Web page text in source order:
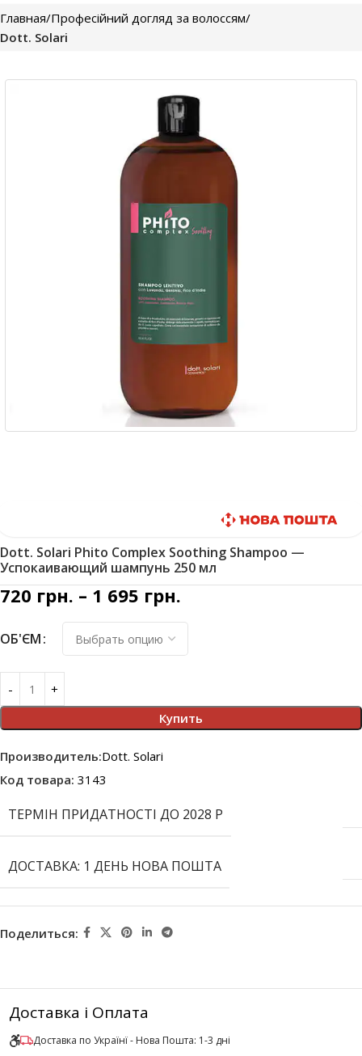
Главная Професійний догляд за волоссям
Dott. Solari
Dott. Solari Phito Complex Soothing Shampoo —
Успокаивающий шампунь 250 мл
720 грн. – 1 695 грн.
ОБ'ЄМ
Купить
Производитель:Dott. Solari
Код товара: 3143
ТЕРМІН ПРИДАТНОСТІ ДО 2028 Р
ДОСТАВКА: 1 ДЕНЬ НОВА ПОШТА
Поделиться:
Доставка і Оплата
Доставка по Українї - Нова Пошта: 1-3 дні